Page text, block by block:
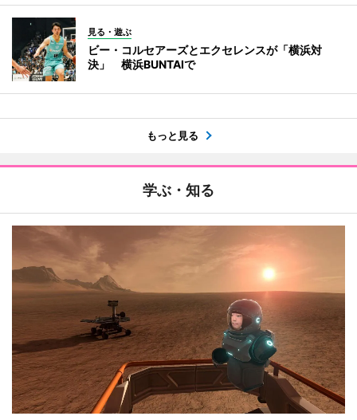
見る・遊ぶ
ビー・コルセアーズとエクセレンスが「横浜対
決」 横浜BUNTAIで
もっと見る
学ぶ・知る